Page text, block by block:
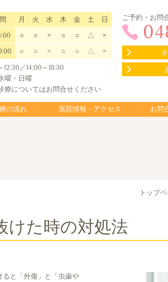
月 火 水 木 金 土
日
○ ○ × ○ ○ △
×
○ ○ × ○ ○ △
×
／14:00～18:30
曜・日曜
療についてはお問合せください
ご予約・お問
の流れ 医院情報・アクセス お問
トップ
けた時の対処法
と「外傷」と「虫歯や